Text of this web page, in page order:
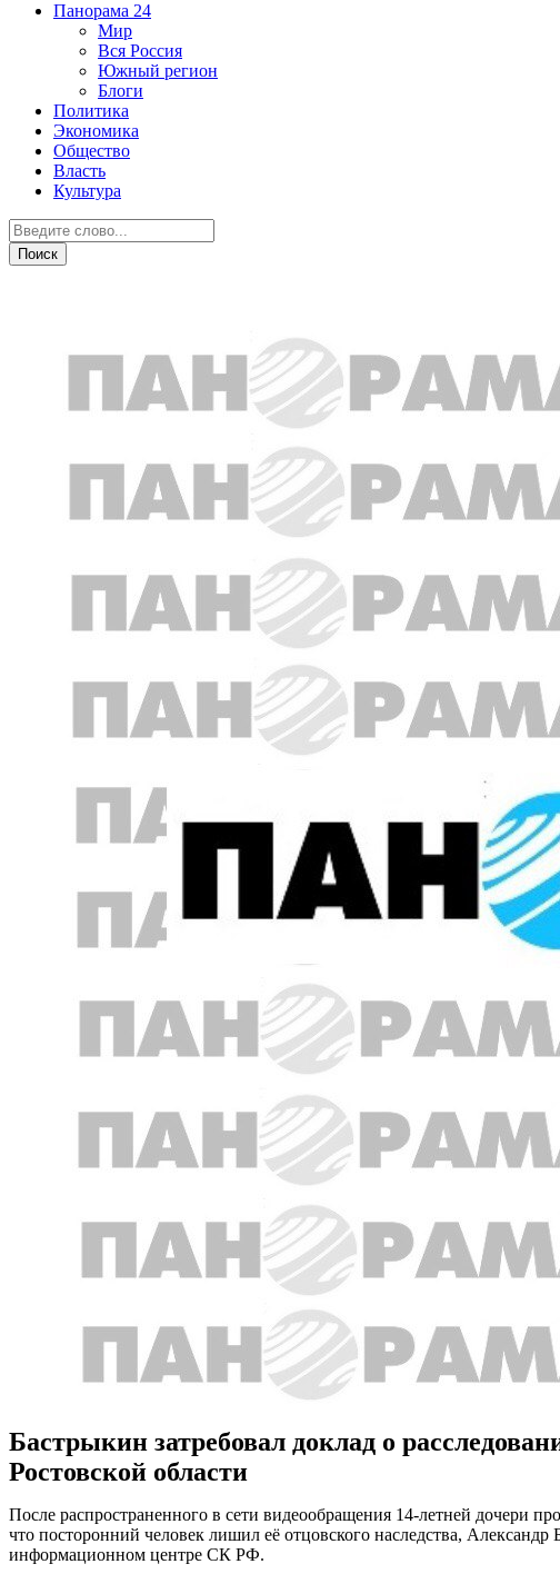
Панорама 24
Мир
Вся Россия
Южный регион
Блоги
Политика
Экономика
Общество
Власть
Культура
Бастрыкин затребовал доклад о
Ростовской области
После распространенного в сети видеообращения 14-летней дочери
что посторонний человек лишил её отцовского наследства,
информационном центре СК РФ.